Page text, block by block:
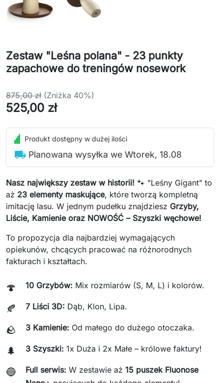
Zestaw "Leśna polana" - 23 punkty
zapachowe do treningów nosework
875,00 zł (Zniżka 40%)
525,00 zł
Produkt dostępny w dużej ilości
local_shipping Planowana wysyłka we Wtorek, 18.08
Nasz największy zestaw w historii! 🐾 "Leśny Gigant" to
aż 23 elementy maskujące, które tworzą kompletną
imitację lasu. W jednym pudełku znajdziesz Grzyby,
Liście, Kamienie oraz NOWOŚĆ – Szyszki węchowe!
To propozycja dla najbardziej wymagających
opiekunów, chcących pracować na różnorodnych
fakturach i kształtach.
🍄 10 Grzybów: Mix rozmiarów (S, M, L) i kolorów.
🍂 7 Liści 3D: Dąb, Klon, Lipa.
🪨 3 Kamienie: Od małego do dużego otoczaka.
🌲 3 Szyszki: 1x Duża i 2x Małe – królowe faktury!
🔵 Full serwis: W zestawie aż 15 puszek Fluonose